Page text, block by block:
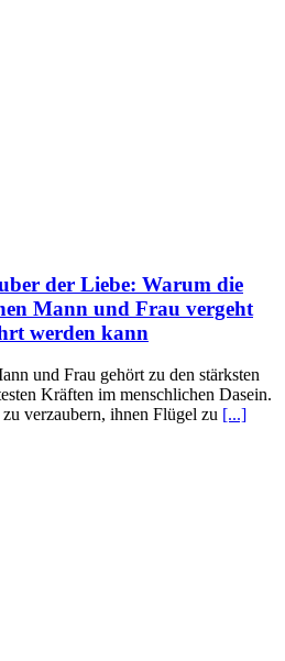
der Liebe: Warum die
Mann und Frau vergeht
werden kann
und Frau gehört zu den stärksten
Kräften im menschlichen Dasein.
verzaubern, ihnen Flügel zu [...]